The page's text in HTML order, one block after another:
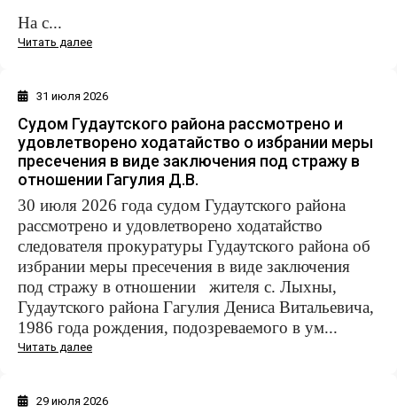
На с...
Читать далее
Судом Гудаутского района рассмотрено и
удовлетворено ходатайство о избрании меры
пресечения в виде заключения под стражу в
отношении Гагулия Д.В.
31 июля 2026
30 июля 2026 года судом Гудаутского района
рассмотрено и удовлетворено ходатайство
следователя прокуратуры Гудаутского района об
избрании меры пресечения в виде заключения
под стражу в отношении
жителя с. Лыхны,
Гудаутского района Гагулия Дениса Витальевича,
1986 года рождения, подозреваемого в ум...
Читать далее
29 июля 2026